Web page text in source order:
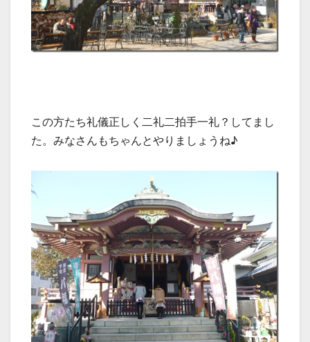
この方たち礼儀正しく二礼二拍手一礼？してまし
た。みなさんもちゃんとやりましょうね♪